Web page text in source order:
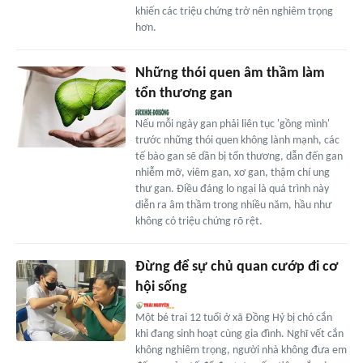
khiến các triệu chứng trở nên nghiêm trọng
hơn.
Những thói quen âm thầm làm
tổn thương gan
Nếu mỗi ngày gan phải liên tục 'gồng mình'
trước những thói quen không lành mạnh, các
tế bào gan sẽ dần bị tổn thương, dẫn đến gan
nhiễm mỡ, viêm gan, xơ gan, thậm chí ung
thư gan. Điều đáng lo ngại là quá trình này
diễn ra âm thầm trong nhiều năm, hầu như
không có triệu chứng rõ rệt.
Đừng để sự chủ quan cướp đi cơ
hội sống
Một bé trai 12 tuổi ở xã Đồng Hỷ bị chó cắn
khi đang sinh hoạt cùng gia đình. Nghĩ vết cắn
không nghiêm trọng, người nhà không đưa em